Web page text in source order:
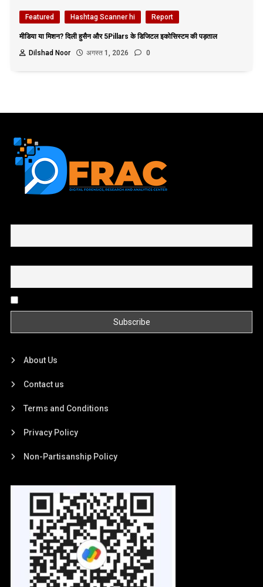
Featured Hashtag Scanner hi Report
मीडिया या मिशन? दिली हुसैन और 5Pillars के डिजिटल इकोसिस्टम की पड़ताल
Dilshad Noor
अगस्त 1, 2026 0
About Us
Contact us
Terms and Conditions
Privacy Policy
Non-Partisanship Policy